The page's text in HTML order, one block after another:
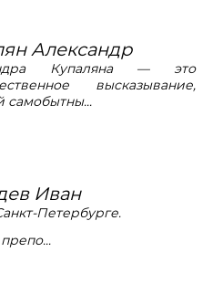
Александр
Купаляна — это
высказывание,
самобытны...
Иван
Петербурге.